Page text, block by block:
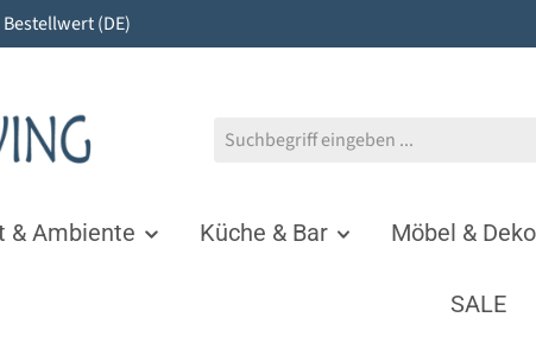
(DE)
& Ambiente Küche & Bar Möbel & Deko
SALE